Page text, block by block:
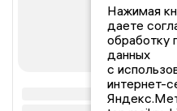
Нажимая
даете
обработку
данных
с
интернет-